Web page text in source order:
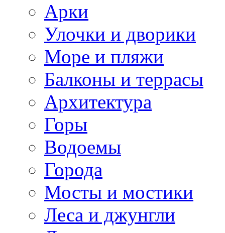
Арки
Улочки и дворики
Море и пляжи
Балконы и террасы
Архитектура
Горы
Водоемы
Города
Мосты и мостики
Леса и джунгли